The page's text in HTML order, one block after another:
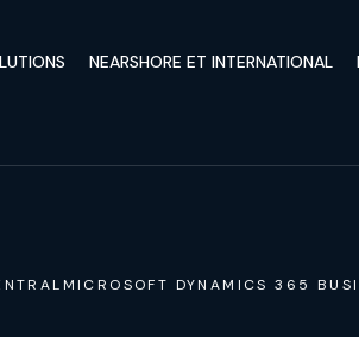
NEARSHORE ET INTERNATIONAL
MICROSOFT DYNAMICS 365